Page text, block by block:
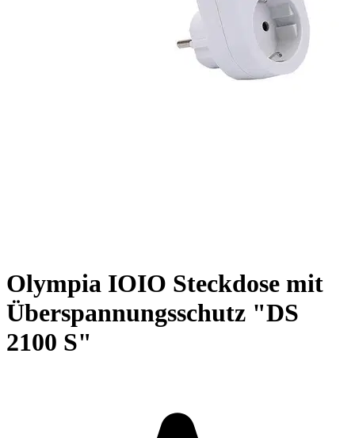
Olympia IOIO Steckdose mit
Überspannungsschutz "DS
2100 S"